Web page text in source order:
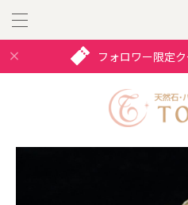
フォロワー限定